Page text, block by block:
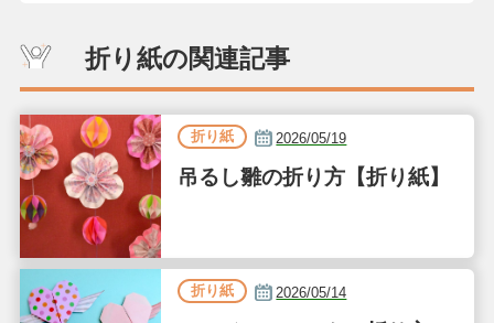
折り紙の関連記事
折り紙 2026/05/19
吊るし雛の折り方【折り紙】
折り紙 2026/05/14